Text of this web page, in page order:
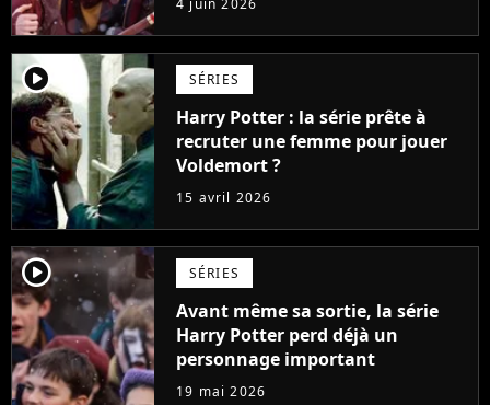
player2 SÉRIES
Harry Potter : la série prête à
recruter une femme pour jouer
Voldemort ?
15 avril 2026
player2 SÉRIES
Avant même sa sortie, la série
Harry Potter perd déjà un
personnage important
19 mai 2026